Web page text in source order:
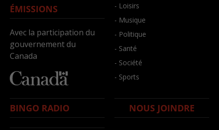
ÉMISSIONS
Avec la participation du
gouvernement du
Canada
- Loisirs
- Musique
- Politique
- Santé
- Société
- Sports
BINGO RADIO NOUS JOINDRE